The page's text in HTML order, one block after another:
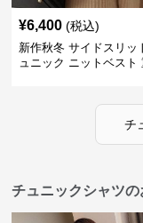
¥6,400 (税込)
新作秋冬 サイドスリッ
ュニック ニットベスト
チ
チュニックシャツ